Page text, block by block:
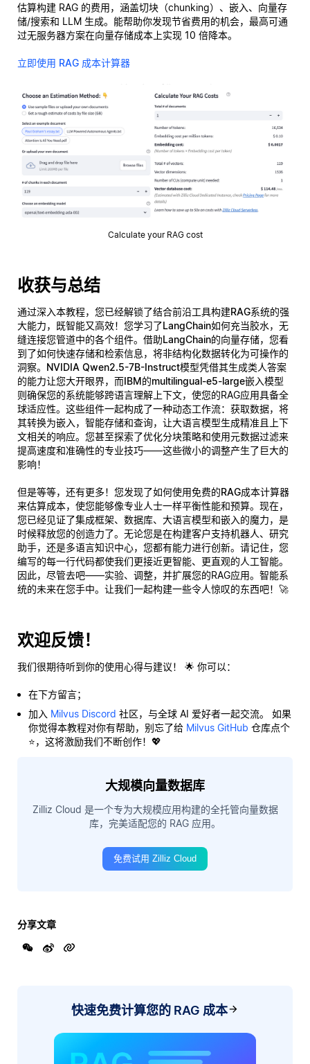
估算构建 RAG 的费用，涵盖切块（chunking）、嵌入、向量存
储/搜索和 LLM 生成。能帮助你发现节省费用的机会，最高可通
过无服务器方案在向量存储成本上实现 10 倍降本。
立即使用 RAG 成本计算器
Calculate your RAG cost
收获与总结
通过深入本教程，您已经解锁了结合前沿工具构建RAG系统的强
大能力，既智能又高效！您学习了LangChain如何充当胶水，无
缝连接您管道中的各个组件。借助LangChain的向量存储，您看
到了如何快速存储和检索信息，将非结构化数据转化为可操作的
洞察。 NVIDIA Qwen2.5-7B-Instruct模型凭借其生成类人答案
的能力让您大开眼界，而IBM的multilingual-e5-large嵌入模型
则确保您的系统能够跨语言理解上下文，使您的RAG应用具备全
球适应性。这些组件一起构成了一种动态工作流：获取数据，将
其转换为嵌入，智能存储和查询，让大语言模型生成精准且上下
文相关的响应。您甚至探索了优化分块策略和使用元数据过滤来
提高速度和准确性的专业技巧——这些微小的调整产生了巨大的
影响！
但是等等，还有更多！您发现了如何使用免费的RAG成本计算器
来估算成本，使您能够像专业人士一样平衡性能和预算。现在，
您已经见证了集成框架、数据库、大语言模型和嵌入的魔力，是
时候释放您的创造力了。无论您是在构建客户支持机器人、研究
助手，还是多语言知识中心，您都有能力进行创新。请记住，您
编写的每一行代码都使我们更接近更智能、更直观的人工智能。
因此，尽管去吧——实验、调整，并扩展您的RAG应用。智能系
统的未来在您手中。让我们一起构建一些令人惊叹的东西吧！🚀
欢迎反馈！
我们很期待听到你的使用心得与建议！ 🌟 你可以：
在下方留言；
加入 Milvus Discord 社区，与全球 AI 爱好者一起交流。 如果
你觉得本教程对你有帮助，别忘了给 Milvus GitHub 仓库点个
⭐，这将激励我们不断创作！💖
大规模向量数据库
Zilliz Cloud 是一个专为大规模应用构建的全托管向量数据
库，完美适配您的 RAG 应用。
免费试用 Zilliz Cloud
分享文章
快速免费计算您的 RAG 成本